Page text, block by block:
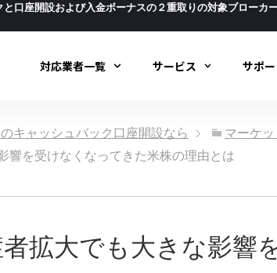
と口座開設および入金ボーナスの２重取りの対象ブローカ
対応業者一覧 サービス サポ
キャッシュバック口座開設なら
マーケッ
響を受けなくなってきた米株の理由とは
拡大でも大きな影響